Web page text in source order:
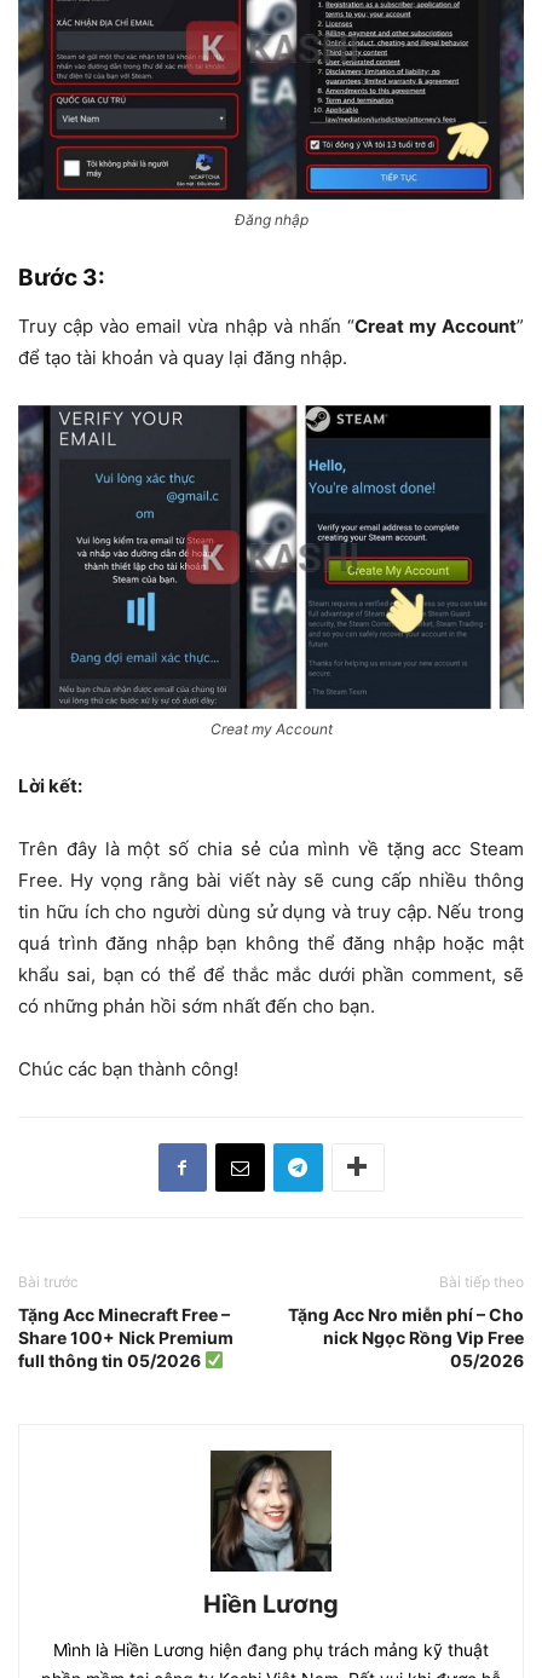
Đăng nhập
Bước 3:
Truy cập vào email vừa nhập và nhấn “Creat my Account”
để tạo tài khoản và quay lại đăng nhập.
Creat my Account
Lời kết:
Trên đây là một số chia sẻ của mình về tặng acc Steam
Free. Hy vọng rằng bài viết này sẽ cung cấp nhiều thông
tin hữu ích cho người dùng sử dụng và truy cập. Nếu trong
quá trình đăng nhập bạn không thể đăng nhập hoặc mật
khẩu sai, bạn có thể để thắc mắc dưới phần comment, sẽ
có những phản hồi sớm nhất đến cho bạn.
Chúc các bạn thành công!
Bài trước
Tặng Acc Minecraft Free –
Share 100+ Nick Premium
full thông tin 05/2026
Bài tiếp theo
Tặng Acc Nro miễn phí – Cho
nick Ngọc Rồng Vip Free
05/2026
Hiền Lương
Mình là Hiền Lương hiện đang phụ trách mảng kỹ thuật